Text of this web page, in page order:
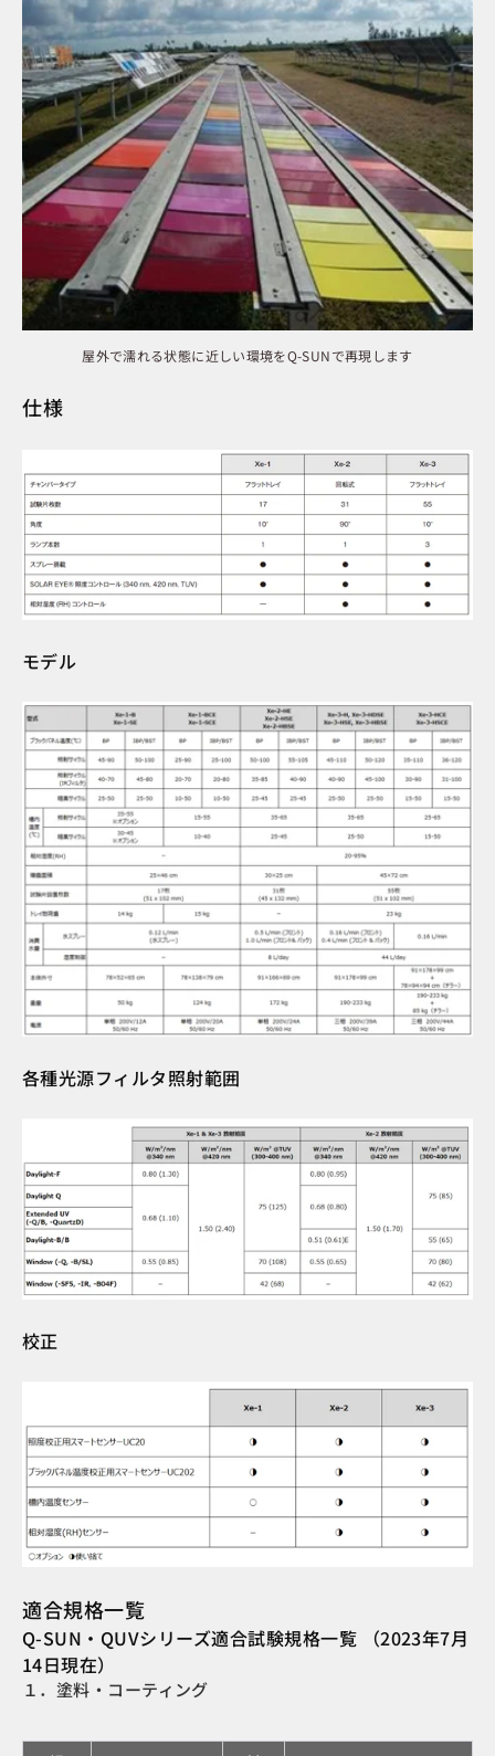
屋外で濡れる状態に近しい環境をQ-SUNで再現します
仕様
モデル
各種光源フィルタ照射範囲
校正
適合規格一覧
Q-SUN・QUVシリーズ適合試験規格一覧 （2023年7月
14日現在）
１．塗料・コーティング